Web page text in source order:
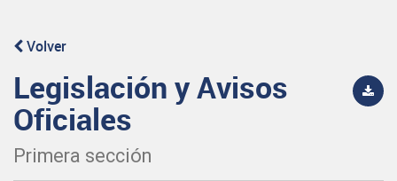
Volver
Legislación y Avisos
Oficiales
Primera sección